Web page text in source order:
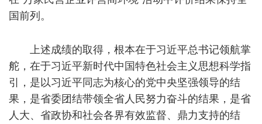
国前列。
上述成绩的取得，根本在于习近平总书记领航掌
舵，在于习近平新时代中国特色社会主义思想科学指
引，是以习近平同志为核心的党中央坚强领导的结
果，是省委团结带领全省人民努力奋斗的结果，是省
人大、省政协和社会各界有效监督、鼎力支持的结